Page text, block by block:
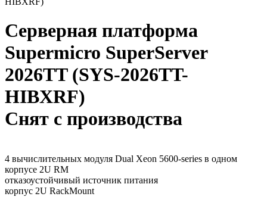
Серверная платформа
Supermicro SuperServer
2026TT (SYS-2026TT-
HIBXRF)
Снят с производства
4 вычислительных модуля Dual Xeon 5600-series в одном
корпусе 2U RM
отказоустойчивый источник питания
корпус 2U RackMount